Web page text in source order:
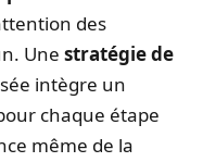
des
Une stratégie de
intègre un
chaque étape
même de la